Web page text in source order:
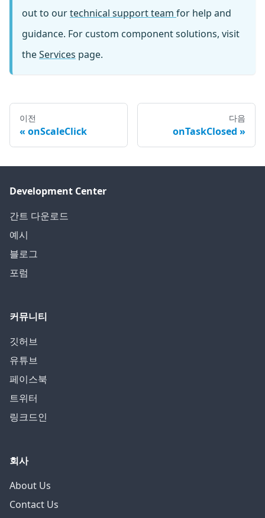
out to ourtechnical support team for help and
guidance. For custom component solutions, visit
theServices page.
이전
onScaleClick
다음
onTaskClosed
Development Center
간트 다운로드
예시
블로그
포럼
커뮤니티
깃허브
유튜브
페이스북
트위터
링크드인
회사
About Us
Contact Us